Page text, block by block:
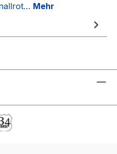
Mehr